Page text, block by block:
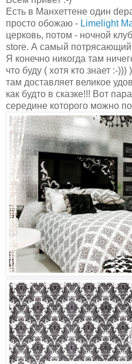
Есть в Манхеттене один
просто обожаю - Limelight
церковь, потом - ночной
store. А самый потрясающий
Я конечно никогда там
что буду ( хотя кто знает :-
там доставляет великое
как будто в сказке!!! Вот
середине которого можно